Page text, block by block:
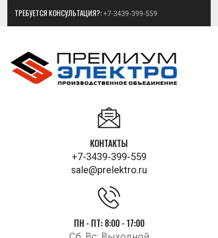
ТРЕБУЕТСЯ КОНСУЛЬТАЦИЯ?: +7-3439-399-559
КОНТАКТЫ
+7-3439-399-559
sale@prelektro.ru
ПН - ПТ: 8:00 - 17:00